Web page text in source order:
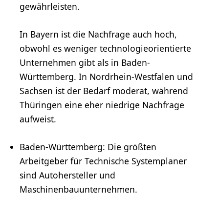
gewährleisten.
In Bayern ist die Nachfrage auch hoch,
obwohl es weniger technologieorientierte
Unternehmen gibt als in Baden-
Württemberg. In Nordrhein-Westfalen und
Sachsen ist der Bedarf moderat, während
Thüringen eine eher niedrige Nachfrage
aufweist.
Baden-Württemberg: Die größten
Arbeitgeber für Technische Systemplaner
sind Autohersteller und
Maschinenbauunternehmen.